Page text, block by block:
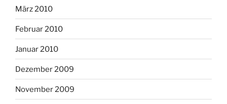
März 2010
Februar 2010
Januar 2010
Dezember 2009
November 2009